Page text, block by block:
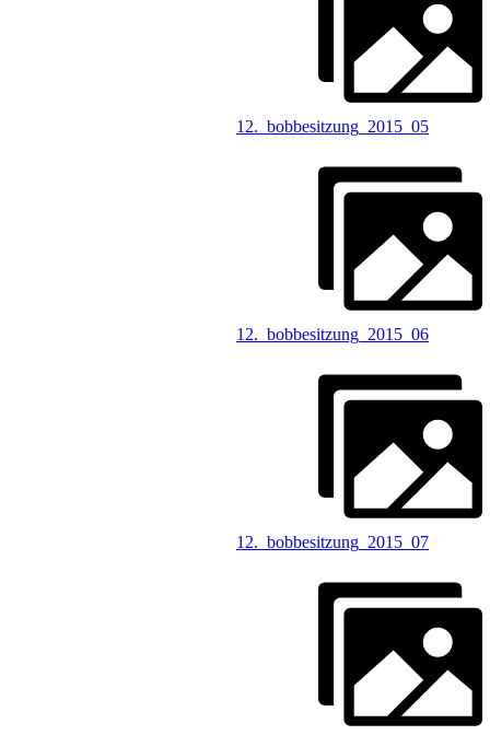
12._bobbesitzung_2015_05
12._bobbesitzung_2015_06
12._bobbesitzung_2015_07